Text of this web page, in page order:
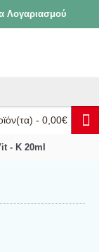
Λογαριασμού
- 0,00€
- K 20ml